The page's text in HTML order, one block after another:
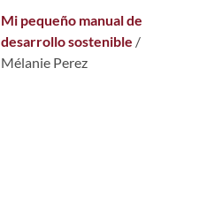
Mi pequeño manual de
desarrollo sostenible /
Mélanie Perez